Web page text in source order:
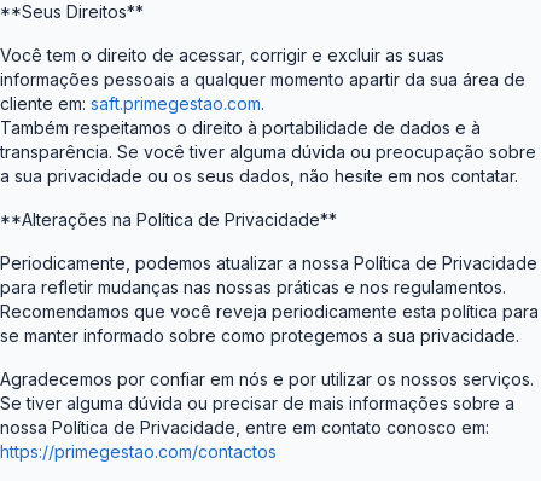
**Seus Direitos**
Você tem o direito de acessar, corrigir e excluir as suas
informações pessoais a qualquer momento apartir da sua área de
cliente em: saft.primegestao.com.
Também respeitamos o direito à portabilidade de dados e à
transparência. Se você tiver alguma dúvida ou preocupação sobre
a sua privacidade ou os seus dados, não hesite em nos contatar.
**Alterações na Política de Privacidade**
Periodicamente, podemos atualizar a nossa Política de Privacidade
para refletir mudanças nas nossas práticas e nos regulamentos.
Recomendamos que você reveja periodicamente esta política para
se manter informado sobre como protegemos a sua privacidade.
Agradecemos por confiar em nós e por utilizar os nossos serviços.
Se tiver alguma dúvida ou precisar de mais informações sobre a
nossa Política de Privacidade, entre em contato conosco em:
https://primegestao.com/contactos